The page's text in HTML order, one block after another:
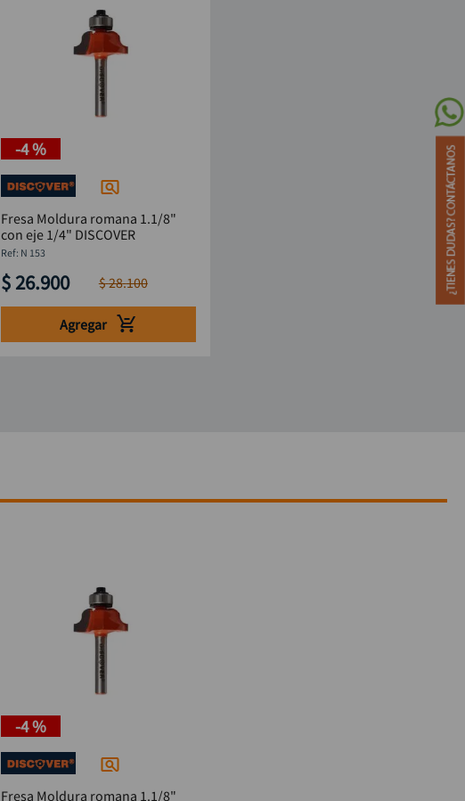
-4 %
Fresa Moldura romana 1.1/8"
con eje 1/4" DISCOVER
: N 153
$ 26.900 $28.100
Agregar
-4 %
Fresa Moldura romana 1.1/8"